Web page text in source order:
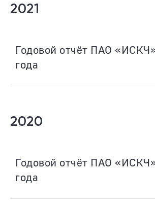
2021
Годовой отчёт ПАО
года
2020
Годовой отчёт ПАО
года